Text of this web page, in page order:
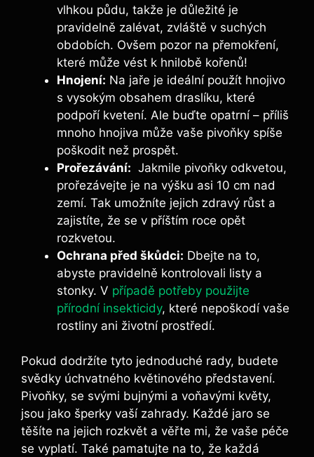
vlhkou půdu, takže je důležité je
pravidelně ⁣zalévat, zvláště v suchých
obdobích. Ovšem ‍pozor na přemokření,
které může vést k hnilobě kořenů!
Hnojení: Na jaře je ideální použít hnojivo
s vysokým obsahem draslíku, které
podpoří kvetení. Ale buďte opatrní ​– příliš
mnoho hnojiva může vaše pivoňky ‌spíše
poškodit než prospět.
Prořezávání: ‍ Jakmile pivoňky⁤ odkvetou,
prořezávejte je na výšku asi 10 cm nad
zemí.‌ Tak umožníte jejich zdravý růst⁤ a
zajistíte, že se v příštím ⁤roce opět
rozkvetou.
Ochrana před ⁣škůdci: Dbejte na to,
abyste pravidelně ⁤kontrolovali⁢ listy a‍
stonky. ⁤V případě potřeby použijte
přírodní insekticidy, které nepoškodí vaše
rostliny ani‍ životní‌ prostředí.
Pokud dodržíte tyto jednoduché rady, budete
svědky úchvatného⁣ květinového představení.
Pivoňky, se⁢ svými bujnými a​ voňavými květy,
jsou jako​ šperky vaší zahrady. Každé ⁢jaro ⁤se
těšíte na jejich rozkvět a věřte mi, že vaše ⁤péče
se vyplatí. Také pamatujte ‌na to, že každá